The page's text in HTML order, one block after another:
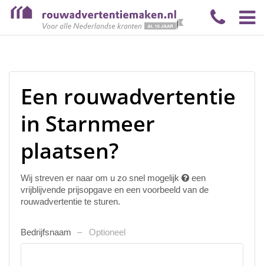
Een rouwadvertentie
in Starnmeer
plaatsen?
Wij streven er naar om u zo snel mogelijk
een
vrijblijvende prijsopgave en een voorbeeld van de
rouwadvertentie te sturen.
Bedrijfsnaam Optioneel